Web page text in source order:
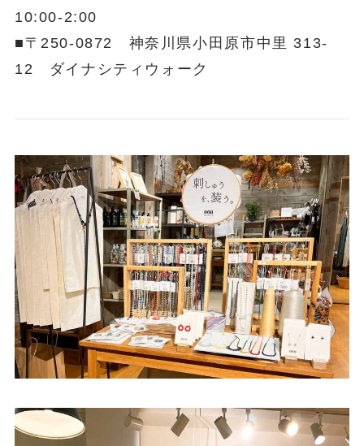
10:00-2:00
■〒250-0872 神奈川県小田原市中里 313-
12 ダイナシティウォーク